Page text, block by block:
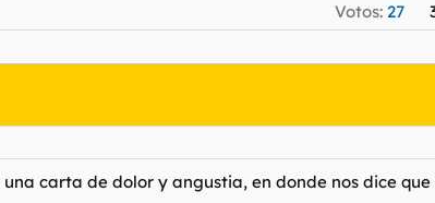
Votos: 27
carta de dolor y angustia, en donde nos dice